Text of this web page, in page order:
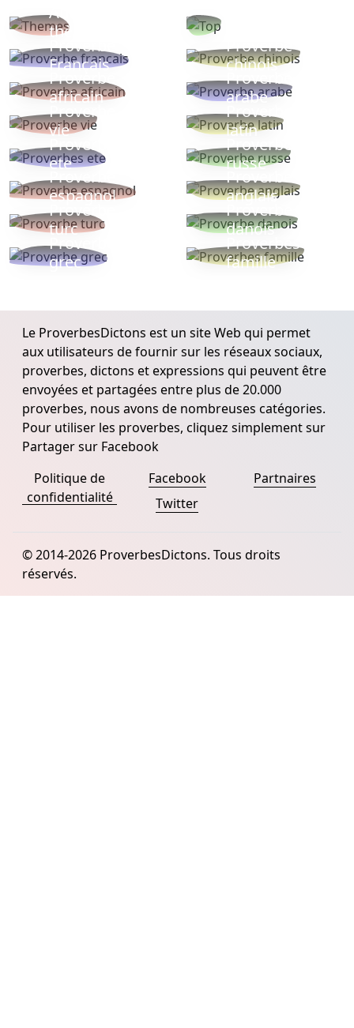
Autres
thèmes
Proverbe
Français
Proverbe
chinois
Proverbe
africain
Proverbe
arabe
Proverbe
vie
Proverbe
latin
Proverbes
ete
Proverbe
russe
Proverbe
espagnol
Proverbe
anglais
Proverbe
turc
Proverbe
danois
Proverbe
grec
Proverbes
famille
Le ProverbesDictons est un site Web qui permet
aux utilisateurs de fournir sur les réseaux sociaux,
proverbes, dictons et expressions qui peuvent être
envoyées et partagées entre plus de 20.000
proverbes, nous avons de nombreuses catégories.
Pour utiliser les proverbes, cliquez simplement sur
Partager sur Facebook
Politique de
confidentialité
Facebook
Twitter
Partnaires
© 2014-2026 ProverbesDictons. Tous droits
réservés.